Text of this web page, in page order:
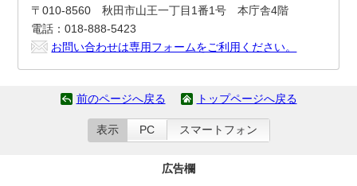
〒010-8560 秋田市山王一丁目1番1号 本庁舎4階
電話：018-888-5423
お問い合わせは専用フォームをご利用ください。
前のページへ戻る トップページへ戻る
表示 PC スマートフォン
広告欄